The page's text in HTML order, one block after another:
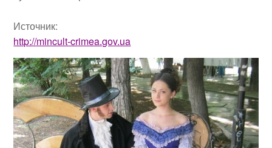
Источник:
http://mincult-crimea.gov.ua